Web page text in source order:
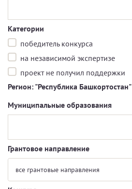
Категории
победитель конкурса
на независимой экспертизе
проект не получил поддержки
Регион: "Республика Башкортостан"
Муниципальные образования
Грантовое направление
все грантовые направления